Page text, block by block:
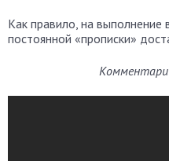
Как правило, на выполнение
постоянной «прописки»